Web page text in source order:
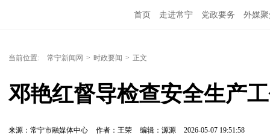
首页 走进常宁 党政要务 外媒
当前位置: 常宁新闻网 > 时政要闻 > 正文
邓艳红督导检查安全生产
来源：常宁市融媒体中心 作者：王荣 编辑：源源 2026-05-07 19:51:58